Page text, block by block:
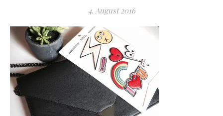
4. August 2016